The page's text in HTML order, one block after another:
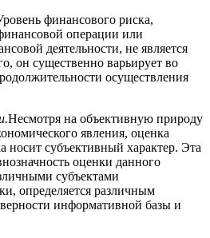
финансового риска,
операции или
деятельности, не является
он существенно варьирует во
осуществления
Несмотря на объективную природу
явления, оценка
носит субъективный характер. Эта
оценки данного
субъектами
определяется различным
информативной базы и